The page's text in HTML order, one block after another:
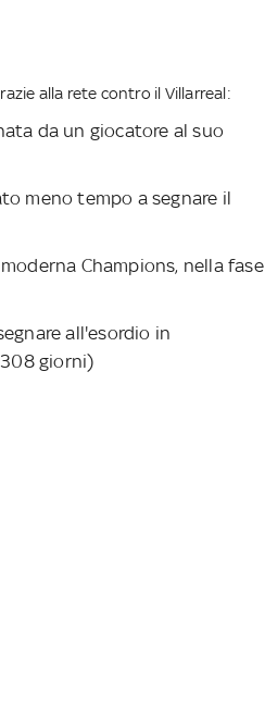
alla rete contro il Villarreal:
da un giocatore al suo
meno tempo a segnare il
Champions, nella fase
all'esordio in
giorni)